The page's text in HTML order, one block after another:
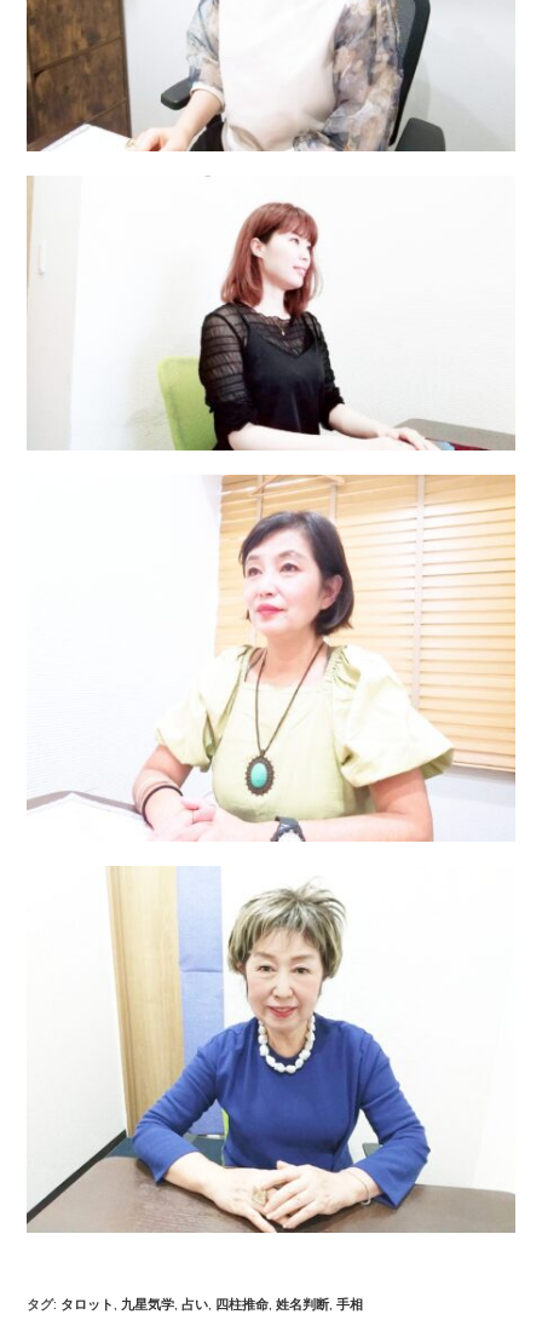
タグ: タロット, 九星気学, 占い, 四柱推命, 姓名判断, 手相